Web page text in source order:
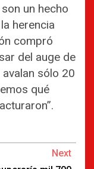
un hecho
herencia
compró
del auge de
sólo 20
qué
Next